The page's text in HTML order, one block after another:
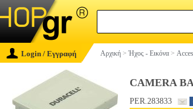
Login / Εγγραφή Αρχική >Ήχος - Εικόνα >
CAMERA
PER.283833